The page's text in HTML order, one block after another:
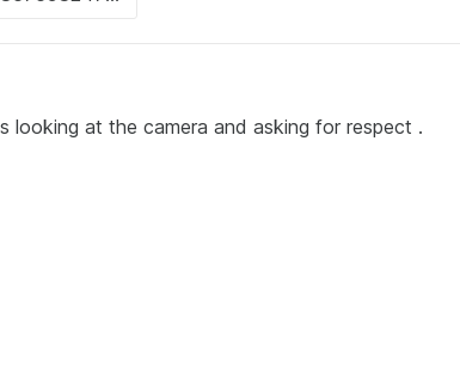
looking at the camera and asking for respect .